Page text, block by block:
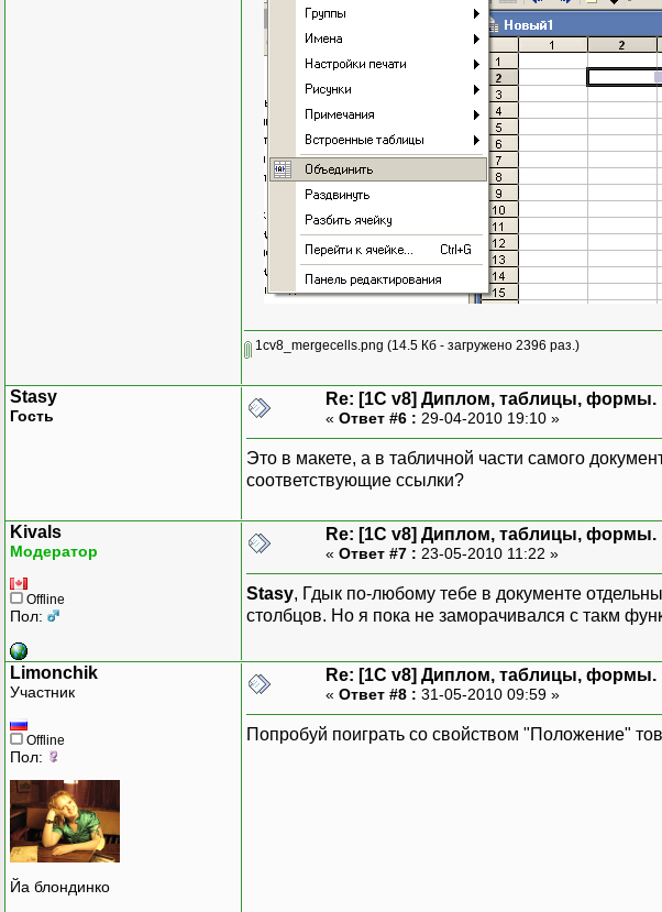
1cv8_mergecells.png (14.5 Кб - загружено 2396 раз.)
Stasy
Гость
Re: [1C v8] Диплом, таблицы, формы.
« Ответ #6 : 29-04-2010 19:10 »
Это в макете, а в табличной части самого
соответствующие ссылки?
Kivals
Модератор
Offline
Пол:
Re: [1C v8] Диплом, таблицы, формы.
« Ответ #7 : 23-05-2010 11:22 »
Stasy, Гдык по-любому тебе в документе
столбцов. Но я пока не заморачивался с такм
Limonchik
Участник
Offline
Пол:
Йа блондинко
Re: [1C v8] Диплом, таблицы, формы.
« Ответ #8 : 31-05-2010 09:59 »
Попробуй поиграть со свойством "Положение"